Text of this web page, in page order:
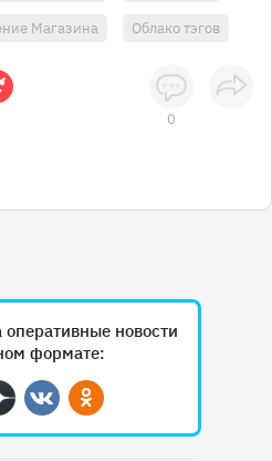
Магазина Облако тэгов
0
новости
формате:
ВконтактеОдноклассники